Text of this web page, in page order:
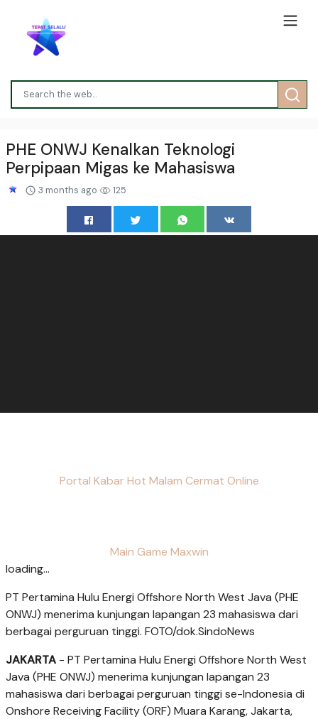
PHE ONWJ Kenalkan Teknologi
Perpipaan Migas ke Mahasiswa
3 months ago 125
Portal Kabar Hot Malam Cermat Online
Main Game Maxwin
loading...
PT Pertamina Hulu Energi Offshore North West Java (PHE
ONWJ) menerima kunjungan lapangan 23 mahasiswa dari
berbagai perguruan tinggi. FOTO/dok.SindoNews
JAKARTA - PT Pertamina Hulu Energi Offshore North West
Java (PHE ONWJ) menerima kunjungan lapangan 23
mahasiswa dari berbagai perguruan tinggi se-Indonesia di
Onshore Receiving Facility (ORF) Muara Karang, Jakarta,